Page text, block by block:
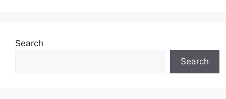
Search
Search